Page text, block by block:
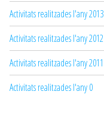
Activitats realitzades l'any 2013
Activitats realitzades l'any 2012
Activitats realitzades l'any 2011
Activitats realitzades l'any 0